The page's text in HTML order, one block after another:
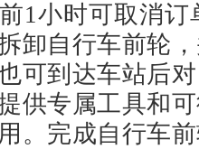
1小时可取消
卸自行车前轮
可到达车站后
供专属工具和
。完成自行车